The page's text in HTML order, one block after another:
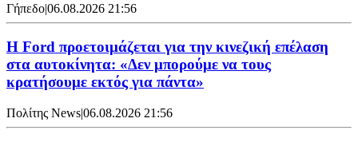
Γήπεδο|06.08.2026 21:56
Η Ford προετοιμάζεται για την κινεζική επέλαση
στα αυτοκίνητα: «Δεν μπορούμε να τους
κρατήσουμε εκτός για πάντα»
Πολίτης News|06.08.2026 21:56